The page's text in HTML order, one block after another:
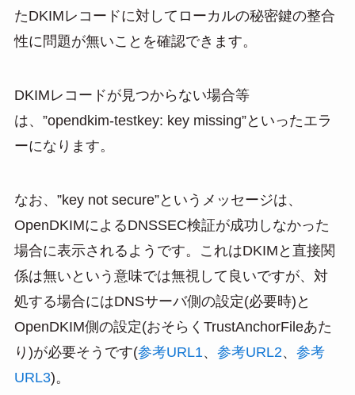
たDKIMレコードに対してローカルの秘密鍵の整合
性に問題が無いことを確認できます。
DKIMレコードが見つからない場合等
は、”opendkim-testkey: key missing”といったエラ
ーになります。
なお、”key not secure”というメッセージは、
OpenDKIMによるDNSSEC検証が成功しなかった
場合に表示されるようです。これはDKIMと直接関
係は無いという意味では無視して良いですが、対
処する場合にはDNSサーバ側の設定(必要時)と
OpenDKIM側の設定(おそらくTrustAnchorFileあた
り)が必要そうです(参考URL1、 参考URL2、 参考
URL3)。